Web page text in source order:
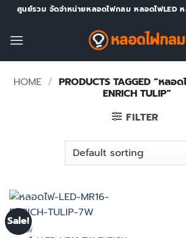
Skip
content
ศูนย์รวม จัดจำหน่ายหลอดไฟกลม หลอดไฟLED
HOME / PRODUCTS TAGGED “หลอ
ENRICH TULIP”
FILTER
Sale!
หลอดไฟ